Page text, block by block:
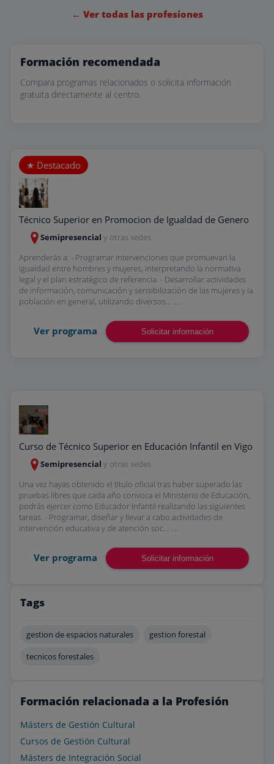
← Ver todas las profesiones
Formación recomendada
Compara programas relacionados o solicita información
gratuita directamente al centro.
Técnico Superior en Promocion de Igualdad de Genero
Semipresencial y otras sedes
Aprenderás a: - Programar intervenciones que promuevan la
igualdad entre hombres y mujeres, interpretando la normativa
legal y el plan estratégico de referencia. - Desarrollar actividades
de información, comunicación y sensibilización de las mujeres y la
población en general, utilizando diversos... ....
Ver programa Solicitar información
Curso de Técnico Superior en Educación Infantil en Vigo
Semipresencial y otras sedes
Una vez hayas obtenido el título oficial tras haber superado las
pruebas libres que cada año convoca el Ministerio de Educación,
podrás ejercer como Educador Infantil realizando las siguientes
tareas. - Programar, diseñar y llevar a cabo actividades de
intervención educativa y de atención soc... ....
Ver programa Solicitar información
Tags
gestion de espacios naturales
gestion forestal
tecnicos forestales
Formación relacionada a la Profesión
Másters de Gestión Cultural
Cursos de Gestión Cultural
Másters de Integración Social